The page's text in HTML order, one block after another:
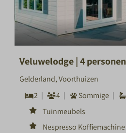
Veluwelodge | 4 personen
Gelderland, Voorthuizen
2
4 Sommige
Tuinmeubels
Nespresso Koffiemachine